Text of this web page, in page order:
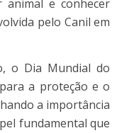
animal e conhecer
pelo Canil em
o Dia Mundial do
a proteção e o
a importância
fundamental que